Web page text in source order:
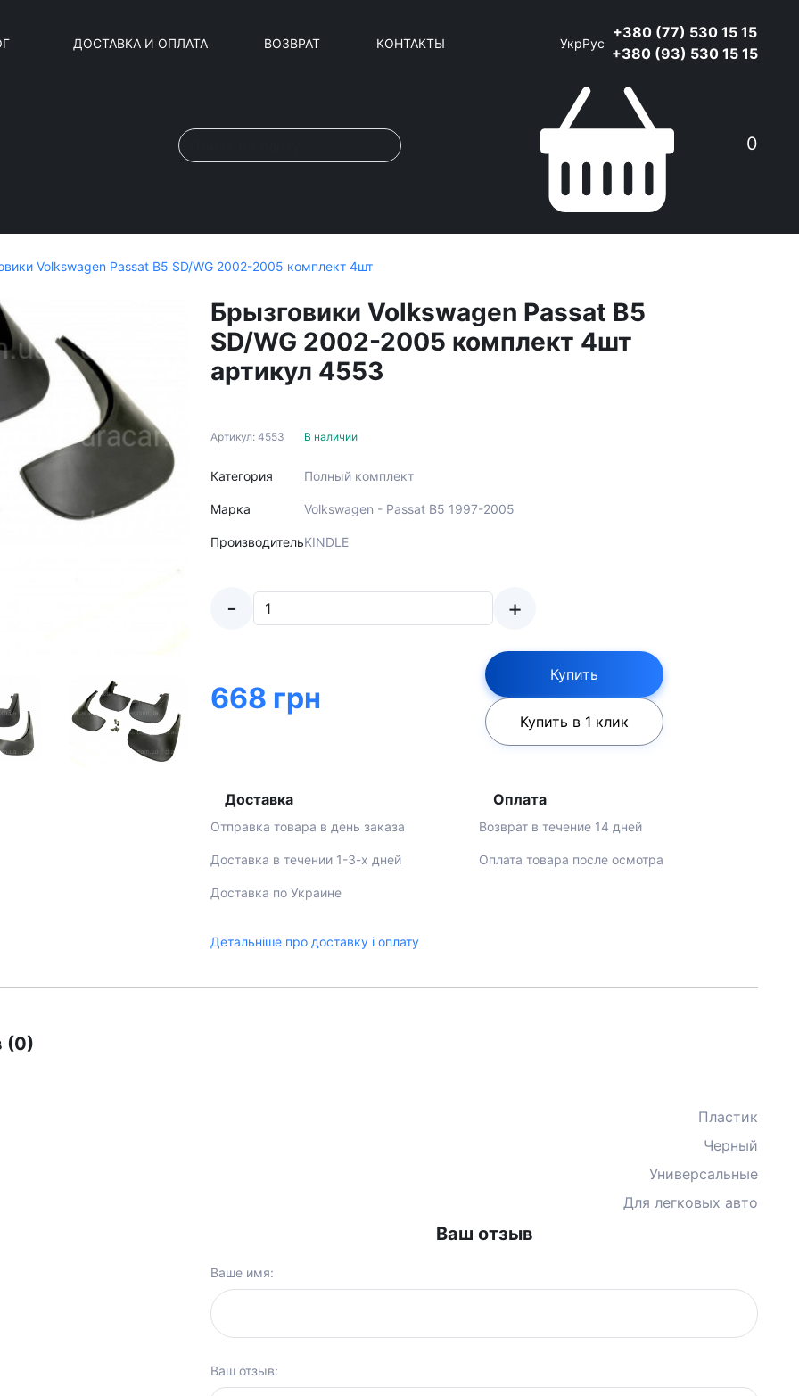
ДОСТАВКА И ОПЛАТА ВОЗВРАТ КОНТАКТЫ УкрРус
+380 (77) 530 15 15
+380 (93) 530 15 15
0
Volkswagen Passat B5 SD/WG 2002-2005 комплект 4шт
Брызговики Volkswagen Passat B5
SD/WG 2002-2005 комплект 4шт
артикул 4553
Артикул: 4553
Категория
Марка
Производитель
В наличии
Полный комплект
Volkswagen - Passat B5 1997-2005
KINDLE
- +
668 грн
Купить
Купить в 1 клик
Доставка
Отправка товара в день заказа
Доставка в течении 1-3-х дней
Доставка по Украине
Оплата
Возврат в течение 14 дней
Оплата товара после осмотра
Детальніше про доставку і оплату
(0)
Пластик
Черный
Универсальные
Для легковых авто
Ваш отзыв
Ваше имя:
Ваш отзыв: